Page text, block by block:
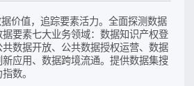
价值，追踪要素活力。全面探测数据
要素七大业务领域：数据知识产权登
数据开放、公共数据授权运营、数据
应用、数据跨境流通。提供数据集搜
数。